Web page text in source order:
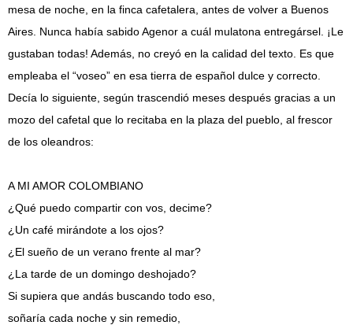
mesa de noche, en la finca cafetalera, antes de volver a Buenos
Aires. Nunca había sabido Agenor a cuál mulatona entregársel. ¡Le
gustaban todas! Además, no creyó en la calidad del texto. Es que
empleaba el “voseo” en esa tierra de español dulce y correcto.
Decía lo siguiente, según trascendió meses después gracias a un
mozo del cafetal que lo recitaba en la plaza del pueblo, al frescor
de los oleandros:
A MI AMOR COLOMBIANO
¿Qué puedo compartir con vos, decime?
¿Un café mirándote a los ojos?
¿El sueño de un verano frente al mar?
¿La tarde de un domingo deshojado?
Si supiera que andás buscando todo eso,
soñaría cada noche y sin remedio,